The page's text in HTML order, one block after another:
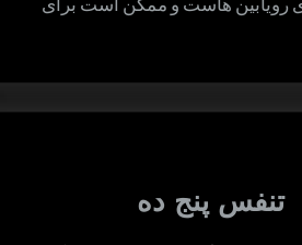
تنفس پنج ده